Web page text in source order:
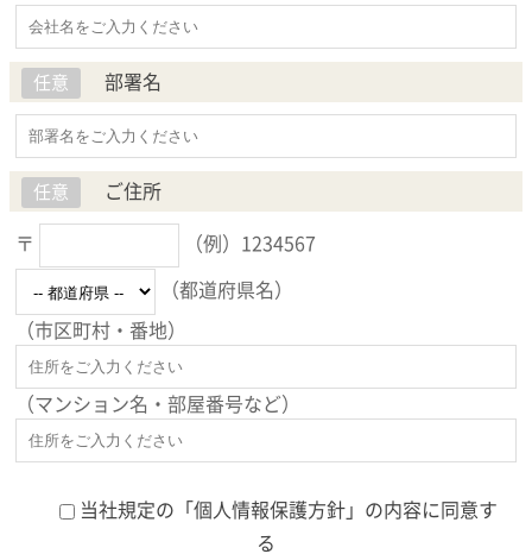
任意 部署名
任意 ご住所
〒 （例）1234567
（都道府県名）
（市区町村・番地）
（マンション名・部屋番号など）
当社規定の「 個人情報保護方針」の内容に同意す
る